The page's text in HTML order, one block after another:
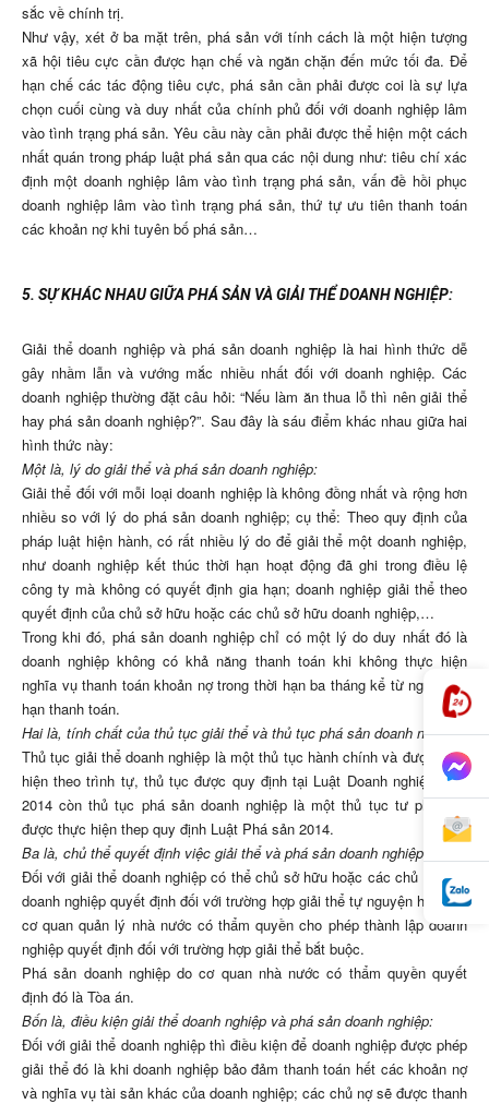
sắc về chính trị.
Như vậy, xét ở ba mặt trên, phá sản với tính cách là một hiện tượng
xã hội tiêu cực cần được hạn chế và ngăn chặn đến mức tối đa. Để
hạn chế các tác động tiêu cực, phá sản cần phải được coi là sự lựa
chọn cuối cùng và duy nhất của chính phủ đối với doanh nghiệp lâm
vào tình trạng phá sản. Yêu cầu này cần phải được thể hiện một cách
nhất quán trong pháp luật phá sản qua các nội dung như: tiêu chí xác
định một doanh nghiệp lâm vào tình trạng phá sản, vấn đề hồi phục
doanh nghiệp lâm vào tình trạng phá sản, thứ tự ưu tiên thanh toán
các khoản nợ khi tuyên bố phá sản…
5. SỰ KHÁC NHAU GIỮA PHÁ SẢN VÀ GIẢI THỂ DOANH NGHIỆP:
Giải thể doanh nghiệp và phá sản doanh nghiệp là hai hình thức dễ
gây nhầm lẫn và vướng mắc nhiều nhất đối với doanh nghiệp. Các
doanh nghiệp thường đặt câu hỏi: “Nếu làm ăn thua lỗ thì nên giải thể
hay phá sản doanh nghiệp?”. Sau đây là sáu điểm khác nhau giữa hai
hình thức này:
Một là, lý do giải thể và phá sản doanh nghiệp:
Giải thể đối với mỗi loại doanh nghiệp là không đồng nhất và rộng hơn
nhiều so với lý do phá sản doanh nghiệp; cụ thể: Theo quy định của
pháp luật hiện hành, có rất nhiều lý do để giải thể một doanh nghiệp,
như doanh nghiệp kết thúc thời hạn hoạt động đã ghi trong điều lệ
công ty mà không có quyết định gia hạn; doanh nghiệp giải thể theo
quyết định của chủ sở hữu hoặc các chủ sở hữu doanh nghiệp,…
Trong khi đó, phá sản doanh nghiệp chỉ có một lý do duy nhất đó là
doanh nghiệp không có khả năng thanh toán khi không thực hiện
nghĩa vụ thanh toán khoản nợ trong thời hạn ba tháng kể từ ngày đến
hạn thanh toán.
Hai là, tính chất của thủ tục giải thể và thủ tục phá sản doanh nghiệp:
Thủ tục giải thể doanh nghiệp là một thủ tục hành chính và được thực
hiện theo trình tự, thủ tục được quy định tại Luật Doanh nghiệp năm
2014 còn thủ tục phá sản doanh nghiệp là một thủ tục tư pháp và
được thực hiện thep quy định Luật Phá sản 2014.
Ba là, chủ thể quyết định việc giải thể và phá sản doanh nghiệp:
Đối với giải thể doanh nghiệp có thể chủ sở hữu hoặc các chủ sở hữu
doanh nghiệp quyết định đối với trường hợp giải thể tự nguyện hoặc do
cơ quan quản lý nhà nước có thẩm quyền cho phép thành lập doanh
nghiệp quyết định đối với trường hợp giải thể bắt buộc.
Phá sản doanh nghiệp do cơ quan nhà nước có thẩm quyền quyết
định đó là Tòa án.
Bốn là, điều kiện giải thể doanh nghiệp và phá sản doanh nghiệp:
Đối với giải thể doanh nghiệp thì điều kiện để doanh nghiệp được phép
giải thể đó là khi doanh nghiệp bảo đảm thanh toán hết các khoản nợ
và nghĩa vụ tài sản khác của doanh nghiệp; các chủ nợ sẽ được thanh